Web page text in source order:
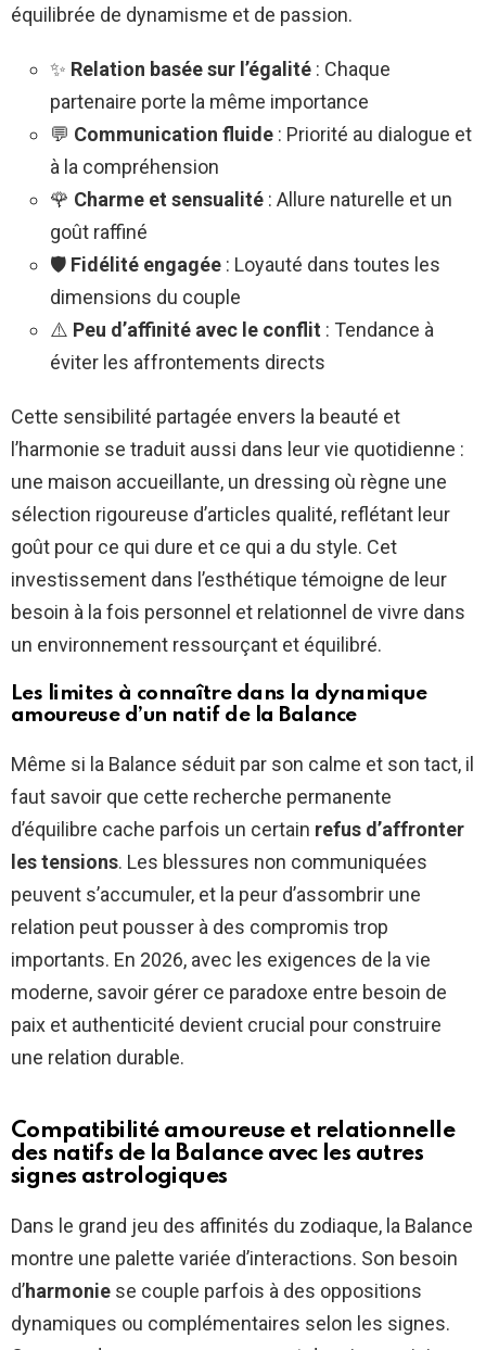
équilibrée de dynamisme et de passion.
✨ Relation basée sur l’égalité : Chaque
partenaire porte la même importance
💬 Communication fluide : Priorité au dialogue et
à la compréhension
🌹 Charme et sensualité : Allure naturelle et un
goût raffiné
🛡️ Fidélité engagée : Loyauté dans toutes les
dimensions du couple
⚠️ Peu d’affinité avec le conflit : Tendance à
éviter les affrontements directs
Cette sensibilité partagée envers la beauté et
l’harmonie se traduit aussi dans leur vie quotidienne :
une maison accueillante, un dressing où règne une
sélection rigoureuse d’articles qualité, reflétant leur
goût pour ce qui dure et ce qui a du style. Cet
investissement dans l’esthétique témoigne de leur
besoin à la fois personnel et relationnel de vivre dans
un environnement ressourçant et équilibré.
Les limites à connaître dans la dynamique
amoureuse d’un natif de la Balance
Même si la Balance séduit par son calme et son tact, il
faut savoir que cette recherche permanente
d’équilibre cache parfois un certain refus d’affronter
les tensions. Les blessures non communiquées
peuvent s’accumuler, et la peur d’assombrir une
relation peut pousser à des compromis trop
importants. En 2026, avec les exigences de la vie
moderne, savoir gérer ce paradoxe entre besoin de
paix et authenticité devient crucial pour construire
une relation durable.
Compatibilité amoureuse et relationnelle
des natifs de la Balance avec les autres
signes astrologiques
Dans le grand jeu des affinités du zodiaque, la Balance
montre une palette variée d’interactions. Son besoin
d’harmonie se couple parfois à des oppositions
dynamiques ou complémentaires selon les signes.